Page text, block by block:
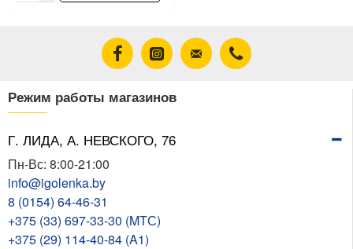
Режим работы магазинов
Г. ЛИДА, А. НЕВСКОГО, 76
Пн-Вс: 8:00-21:00
info@igolenka.by
8 (0154) 64-46-31
+375 (33) 697-33-30 (MТС)
+375 (29) 114-40-84 (A1)